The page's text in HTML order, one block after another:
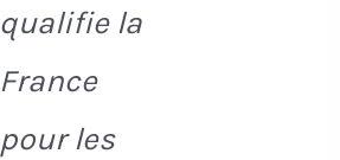
qualifie la
France
pour les